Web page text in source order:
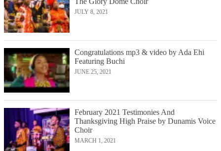
JULY 8, 2021
Congratulations mp3 & video by Ada Ehi
Featuring Buchi
JUNE 25, 2021
February 2021 Testimonies And
Thanksgiving High Praise by Dunamis Voice
Choir
MARCH 1, 2021